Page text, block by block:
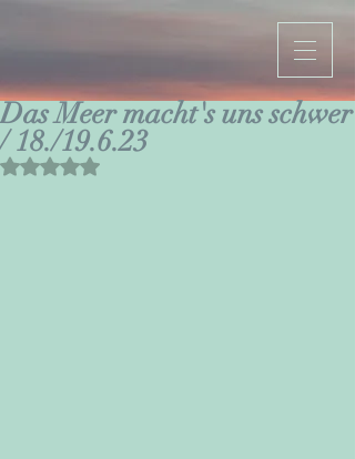
Das Meer macht's uns schwer
/ 18./19.6.23
Mit NaN von 5 Sternen bewertet.